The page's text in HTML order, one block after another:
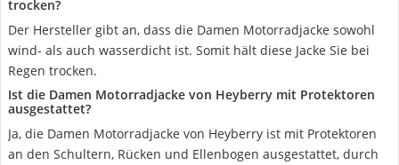
trocken?
Der Hersteller gibt an, dass die Damen Motorradjacke sowohl
wind- als auch wasserdicht ist. Somit hält diese Jacke Sie bei
Regen trocken.
Ist die Damen Motorradjacke von Heyberry mit Protektoren
ausgestattet?
Ja, die Damen Motorradjacke von Heyberry ist mit Protektoren
an den Schultern, Rücken und Ellenbogen ausgestattet, durch